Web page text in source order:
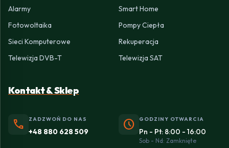
Alarmy
Smart Home
Fotowoltaika
Pompy Ciepła
Sieci Komputerowe
Rekuperacja
Telewizja DVB-T
Telewizja SAT
Kontakt & Sklep
phone ZADZWOŃ DO NAS
+48 880 628 509 schedule GODZINY OTWARCIA
Pn - Pt: 8:00 - 16:00
Sob - Nd: Zamknięte